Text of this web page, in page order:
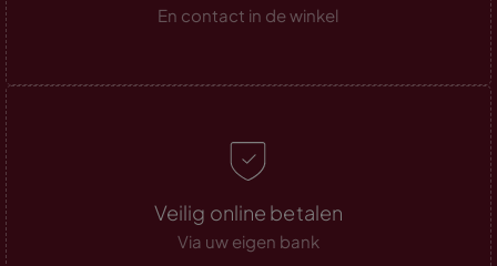
En contact in de winkel
Veilig online betalen
Via uw eigen bank